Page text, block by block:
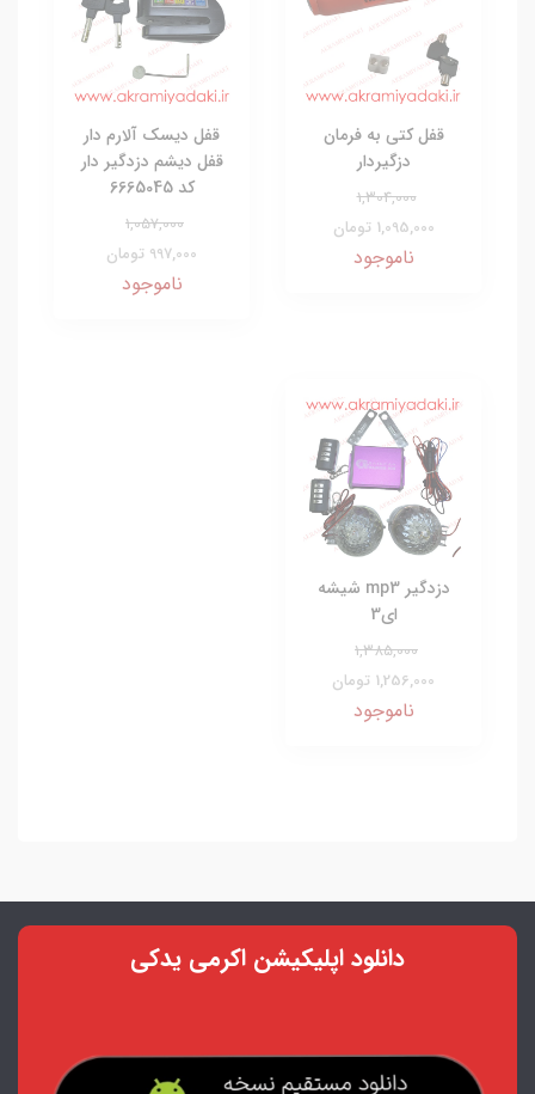
قفل کتی به فرمان
دزگیردار
1,304,000
1,095,000 تومان
ناموجود
قفل دیسک آلارم دار
قفل دیشم دزدگیر دار
کد 6665045
1,057,000
997,000 تومان
ناموجود
دزدگیر mp3 شیشه
ای3
1,385,000
1,256,000 تومان
ناموجود
دانلود اپلیکیشن اکرمی یدکی